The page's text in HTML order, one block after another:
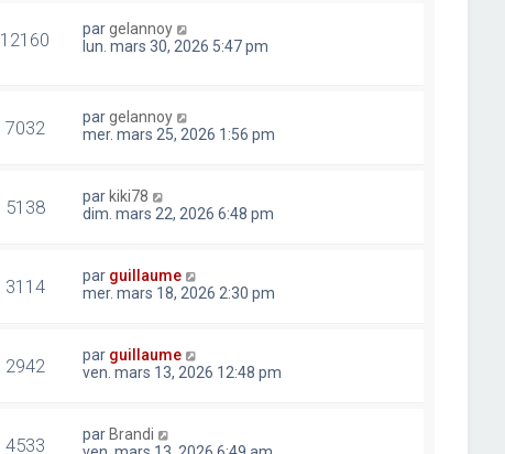
12160 pargelannoy
lun. mars 30, 2026 5:47 pm
7032 pargelannoy
mer. mars 25, 2026 1:56 pm
5138 par kiki78
dim. mars 22, 2026 6:48 pm
3114 par guillaume
mer. mars 18, 2026 2:30 pm
2942 par guillaume
ven. mars 13, 2026 12:48 pm
4533 par Brandi